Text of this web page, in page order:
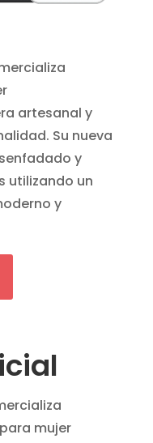
artesanal y
Su nueva
y
utilizando un
y
mujer